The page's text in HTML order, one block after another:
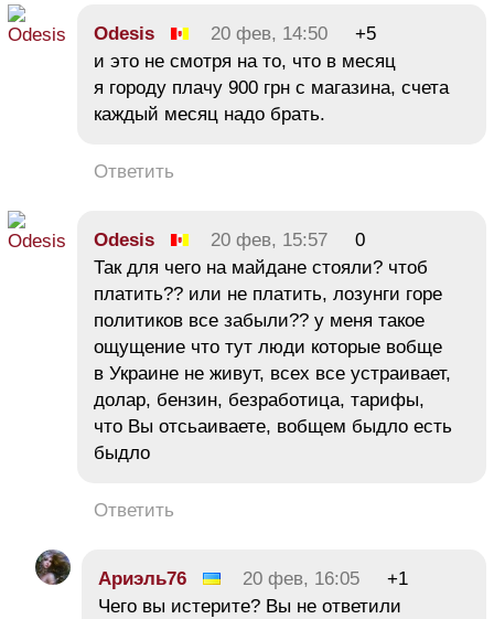
Odesis 20 фев, 14:50
+5
и это не смотря на то, что в месяц
я городу плачу 900 грн с магазина, счета
каждый месяц надо брать.
Ответить
Odesis 20 фев, 15:57
0
Так для чего на майдане стояли? чтоб
платить?? или не платить, лозунги горе
политиков все забыли?? у меня такое
ощущение что тут люди которые вобще
в Украине не живут, всех все устраивает,
долар, бензин, безработица, тарифы,
что Вы отсьаиваете, вобщем быдло есть
быдло
Ответить
Ариэль76 20 фев, 16:05
+1
Чего вы истерите? Вы не ответили